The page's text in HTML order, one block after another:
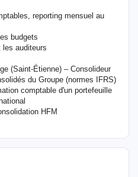
reporting mensuel au
budgets
les auditeurs
(Saint-Étienne) – Consolideur
du Groupe (normes IFRS)
comptable d'un portefeuille
HFM